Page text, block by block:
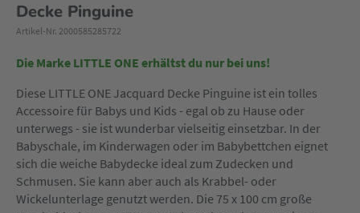
Decke Pinguine
Artikel-Nr. 2000585285722
Die Marke LITTLE ONE erhältst du nur bei uns!
Diese LITTLE ONE Jacquard Decke Pinguine ist ein tolles
Accessoire für Babys und Kids - egal ob zu Hause oder
unterwegs - sie ist wunderbar vielseitig einsetzbar. In der
Babyschale, im Kinderwagen oder im Babybettchen eignet
sich die weiche Babydecke ideal zum Zudecken und
Schmusen. Sie kann aber auch als Krabbel- oder
Wickelunterlage genutzt werden. Die 75 x 100 cm große